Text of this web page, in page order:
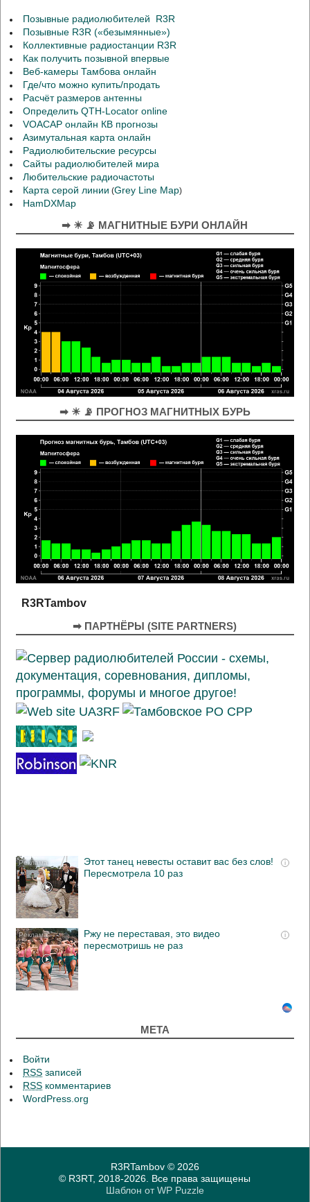
Позывные радиолюбителей R3R
Позывные R3R («безымянные»)
Коллективные радиостанции R3R
Как получить позывной впервые
Веб-камеры Тамбова онлайн
Где/что можно купить/продать
Расчёт размеров антенны
Определить QTH-Locator online
VOACAP онлайн КВ прогнозы
Азимутальная карта онлайн
Радиолюбительские ресурсы
Сайты радиолюбителей мира
Любительские радиочастоты
Карта серой линии (Grey Line Map)
HamDXMap
➡ ☀ 📡 МАГНИТНЫЕ БУРИ ОНЛАЙН
➡ ☀ 📡 ПРОГНОЗ МАГНИТНЫХ БУРЬ
R3RTambov
➡ ПАРТНЁРЫ (SITE PARTNERS)
i
Этот танец невесты оставит вас без слов!
Пересмотрела 10 раз
i
Ржу не переставая, это видео
пересмотришь не раз
МЕТА
Войти
RSS записей
RSS комментариев
WordPress.org
R3RTambov© 2026
© R3RT, 2018-2026. Все права защищены
Шаблон отWP Puzzle